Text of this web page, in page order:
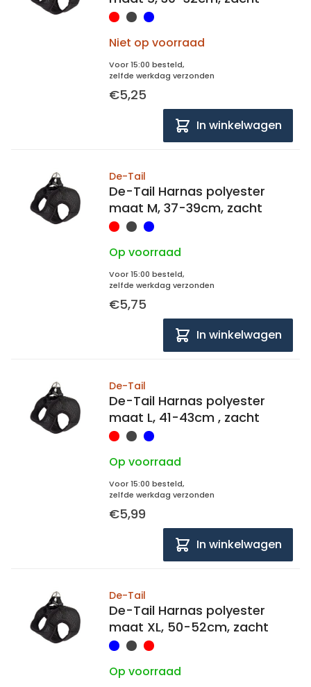
Niet op voorraad
Voor 15:00 besteld,
zelfde werkdag verzonden
€5,25
In winkelwagen
De-Tail
De-Tail Harnas polyester
maat M, 37-39cm, zacht
Op voorraad
Voor 15:00 besteld,
zelfde werkdag verzonden
€5,75
In winkelwagen
De-Tail
De-Tail Harnas polyester
maat L, 41-43cm , zacht
Op voorraad
Voor 15:00 besteld,
zelfde werkdag verzonden
€5,99
In winkelwagen
De-Tail
De-Tail Harnas polyester
maat XL, 50-52cm, zacht
Op voorraad